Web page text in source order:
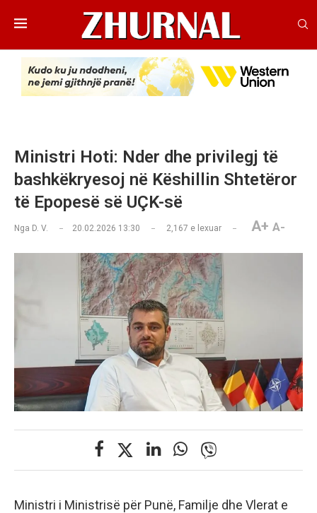
Ministri Hoti: Nder dhe privilegj të
bashkëkryesoj në Këshillin Shtetëror
të Epopesë së UÇK-së
Nga D. V. 20.02.2026 13:30 2,167 e lexuar A+ A-
Ministri i Ministrisë për Punë, Familje dhe Vlerat e